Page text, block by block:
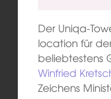
Der Uniqa-
location für
beliebtestens
Winfried
Zeichens